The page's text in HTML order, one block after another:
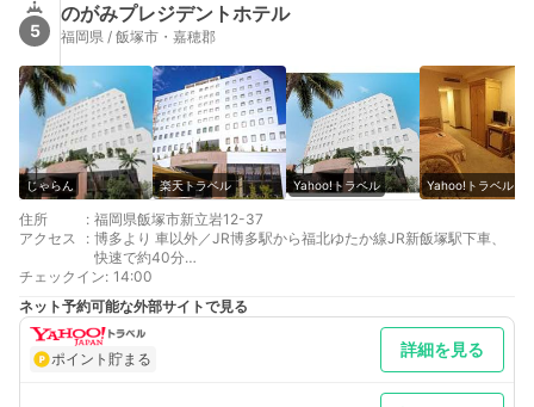
5
のがみプレジデントホテル
福岡県 / 飯塚市・嘉穂郡
じゃらん 楽天トラベル Yahoo!トラベル Yahoo!トラベル
住所 : 福岡県飯塚市新立岩12-37
アクセス
: 博多より 車以外／JR博多駅から福北ゆたか線JR新飯塚駅下車、
快速で約40分
北九州より 車以外／JR小倉駅から鹿児島本線JR黒崎or折尾駅で
福北ゆたか線に乗り換え
最寄り駅１ 新飯塚
補足 車／ホテル前駐車場 33台ホテル提携駐車場 約150台（徒
歩 約3分） 駐車料金無料※ご予約は出来かねますので、あらか
じめご了承ください。 車以外／福岡空港から急行バスで約60
チェックイン: 14:00
ネット予約可能な外部サイトで見る
ポイント貯まる 詳細を見る